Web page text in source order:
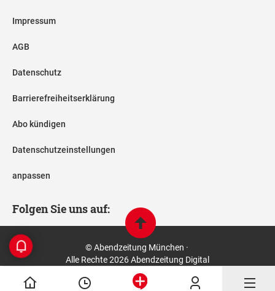
Impressum
AGB
Datenschutz
Barrierefreiheitserklärung
Abo kündigen
Datenschutzeinstellungen
anpassen
Folgen Sie uns auf:
© Abendzeitung München ·
Alle Rechte 2026 Abendzeitung Digital